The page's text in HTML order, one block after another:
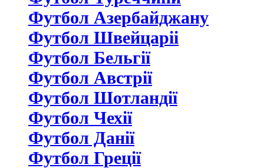
Футбол Азербайджану
Футбол Швейцаріі
Футбол Бельгії
Футбол Австрії
Футбол Шотландії
Футбол Чехії
Футбол Данії
Футбол Греції